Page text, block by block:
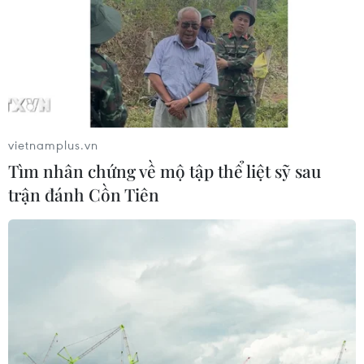
08/08/2026 09:58
Vùng 3 Hải quân cứu thành công 1
nạn nhân bị sóng cuốn tại Mũi Nghê
Trung Quốc nâng mức ứng phó khẩn
Đà Nẵng: Sóng cuốn 4 người tại Mũi
Nghê, 3 người mất tích
vietnamplus.vn
Tìm nhân chứng về mộ tập thể liệt sỹ sau
trận đánh Cồn Tiên